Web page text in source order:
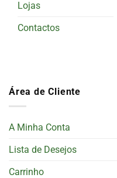
Lojas
Contactos
Área de Cliente
A Minha Conta
Lista de Desejos
Carrinho